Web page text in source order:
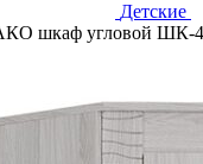
Детские
шкаф угловой ШК-42